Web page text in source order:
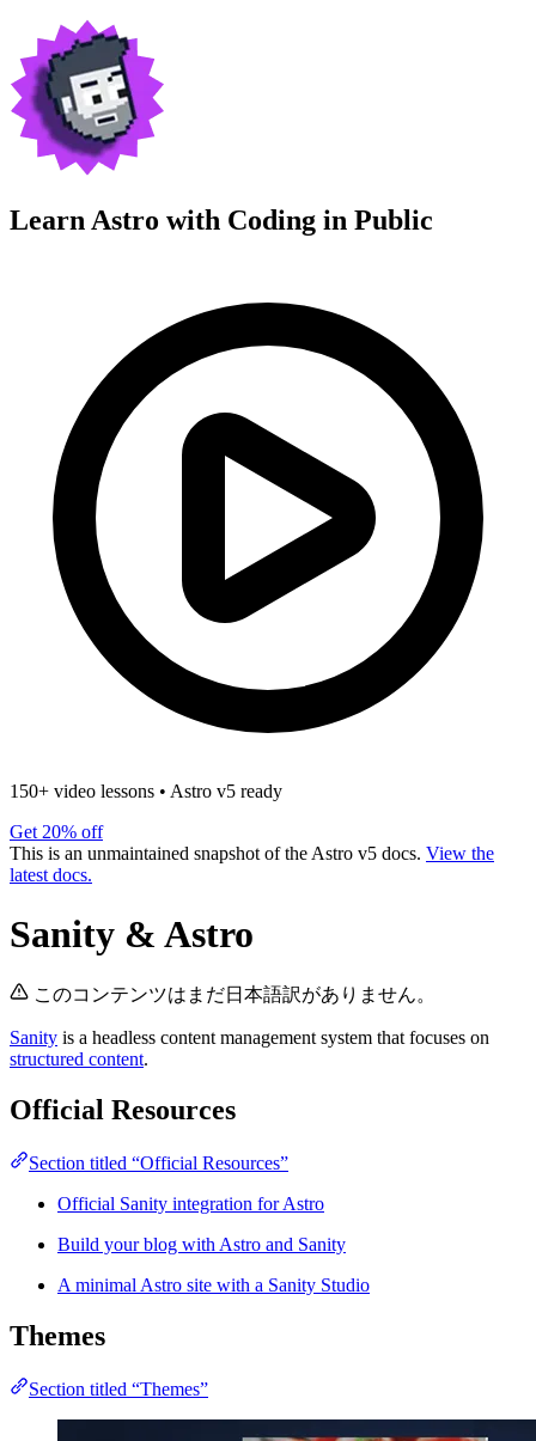
Learn Astro with Coding in Public
150+ video lessons • Astro v5 ready
Get 20% off
This is an unmaintained snapshot of the Astro v5 docs. View the
latest docs.
Sanity & Astro
このコンテンツはまだ日本語訳がありません。
Sanity is a headless content management system that focuses on
structured content.
Official Resources
Section titled “Official Resources”
Official Sanity integration for Astro
Build your blog with Astro and Sanity
A minimal Astro site with a Sanity Studio
Themes
Section titled “Themes”